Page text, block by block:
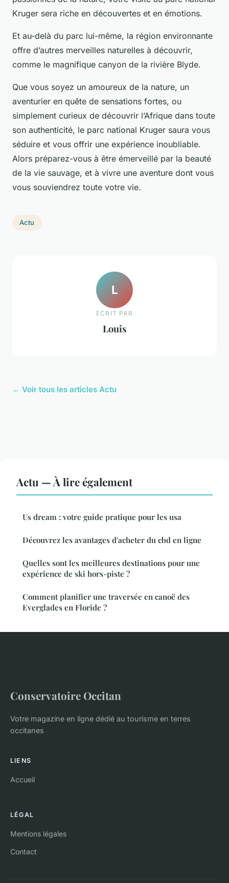
Kruger sera riche en découvertes et en émotions.
Et au-delà du parc lui-même, la région environnante
offre d’autres merveilles naturelles à découvrir,
comme le magnifique canyon de la rivière Blyde.
Que vous soyez un amoureux de la nature, un
aventurier en quête de sensations fortes, ou
simplement curieux de découvrir l’Afrique dans toute
son authenticité, le parc national Kruger saura vous
séduire et vous offrir une expérience inoubliable.
Alors préparez-vous à être émerveillé par la beauté
de la vie sauvage, et à vivre une aventure dont vous
vous souviendrez toute votre vie.
Actu
L
ECRIT PAR
Louis
← Voir tous les articles Actu
Actu — À lire également
Us dream : votre guide pratique pour les usa
Découvrez les avantages d'acheter du cbd en ligne
Quelles sont les meilleures destinations pour une
expérience de ski hors-piste ?
Comment planifier une traversée en canoë des
Everglades en Floride ?
Conservatoire Occitan
Votre magazine en ligne dédié au tourisme en terres
occitanes
LIENS
Accueil
LÉGAL
Mentions légales
Contact